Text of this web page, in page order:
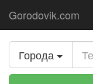
Gorodovik.com
Города